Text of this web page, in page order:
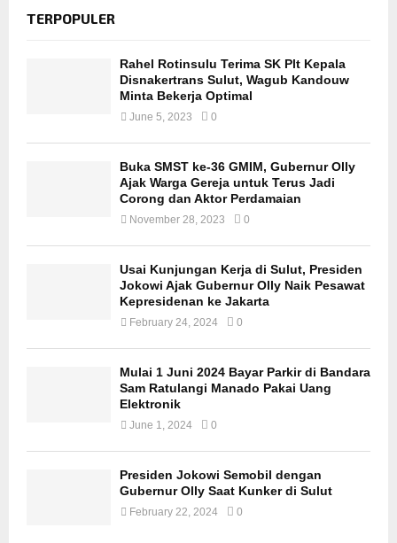
TERPOPULER
Rahel Rotinsulu Terima SK Plt Kepala
Disnakertrans Sulut, Wagub Kandouw
Minta Bekerja Optimal
June 5, 2023 0
Buka SMST ke-36 GMIM, Gubernur Olly
Ajak Warga Gereja untuk Terus Jadi
Corong dan Aktor Perdamaian
November 28, 2023 0
Usai Kunjungan Kerja di Sulut, Presiden
Jokowi Ajak Gubernur Olly Naik Pesawat
Kepresidenan ke Jakarta
February 24, 2024 0
Mulai 1 Juni 2024 Bayar Parkir di Bandara
Sam Ratulangi Manado Pakai Uang
Elektronik
June 1, 2024 0
Presiden Jokowi Semobil dengan
Gubernur Olly Saat Kunker di Sulut
February 22, 2024 0